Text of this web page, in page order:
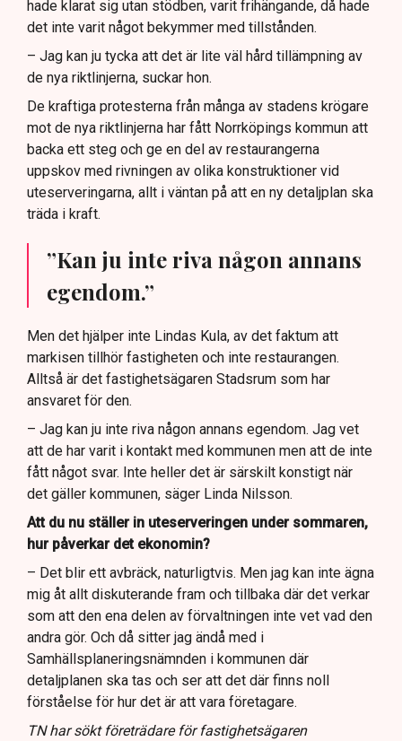
hade klarat sig utan stödben, varit frihängande, då hade
det inte varit något bekymmer med tillstånden.
– Jag kan ju tycka att det är lite väl hård tillämpning av
de nya riktlinjerna, suckar hon.
De kraftiga protesterna från många av stadens krögare
mot de nya riktlinjerna har fått Norrköpings kommun att
backa ett steg och ge en del av restaurangerna
uppskov med rivningen av olika konstruktioner vid
uteserveringarna, allt i väntan på att en ny detaljplan ska
träda i kraft.
”Kan ju inte riva någon annans
egendom.”
Men det hjälper inte Lindas Kula, av det faktum att
markisen tillhör fastigheten och inte restaurangen.
Alltså är det fastighetsägaren Stadsrum som har
ansvaret för den.
– Jag kan ju inte riva någon annans egendom. Jag vet
att de har varit i kontakt med kommunen men att de inte
fått något svar. Inte heller det är särskilt konstigt när
det gäller kommunen, säger Linda Nilsson.
Att du nu ställer in uteserveringen under sommaren,
hur påverkar det ekonomin?
– Det blir ett avbräck, naturligtvis. Men jag kan inte ägna
mig åt allt diskuterande fram och tillbaka där det verkar
som att den ena delen av förvaltningen inte vet vad den
andra gör. Och då sitter jag ändå med i
Samhällsplaneringsnämnden i kommunen där
detaljplanen ska tas och ser att det där finns noll
förståelse för hur det är att vara företagare.
TN har sökt företrädare för fastighetsägaren